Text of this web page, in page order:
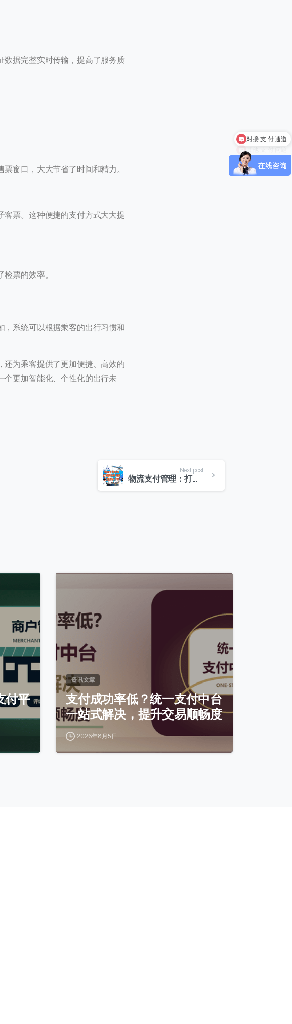
数据完整实时传输，提高了服务质
窗口，大大节省了时间和精力。
票。这种便捷的支付方式大大提
票的效率。
，系统可以根据乘客的出行习惯和
为乘客提供了更加便捷、高效的
个更加智能化、个性化的出行未
Next post
物流支付管理：打造高效物流的支付解决方案
付平
0
资讯文章
支付成功率低？统一支付中台
一站式解决，提升交易顺畅度
2026年8月5日
其他 支 付 问题